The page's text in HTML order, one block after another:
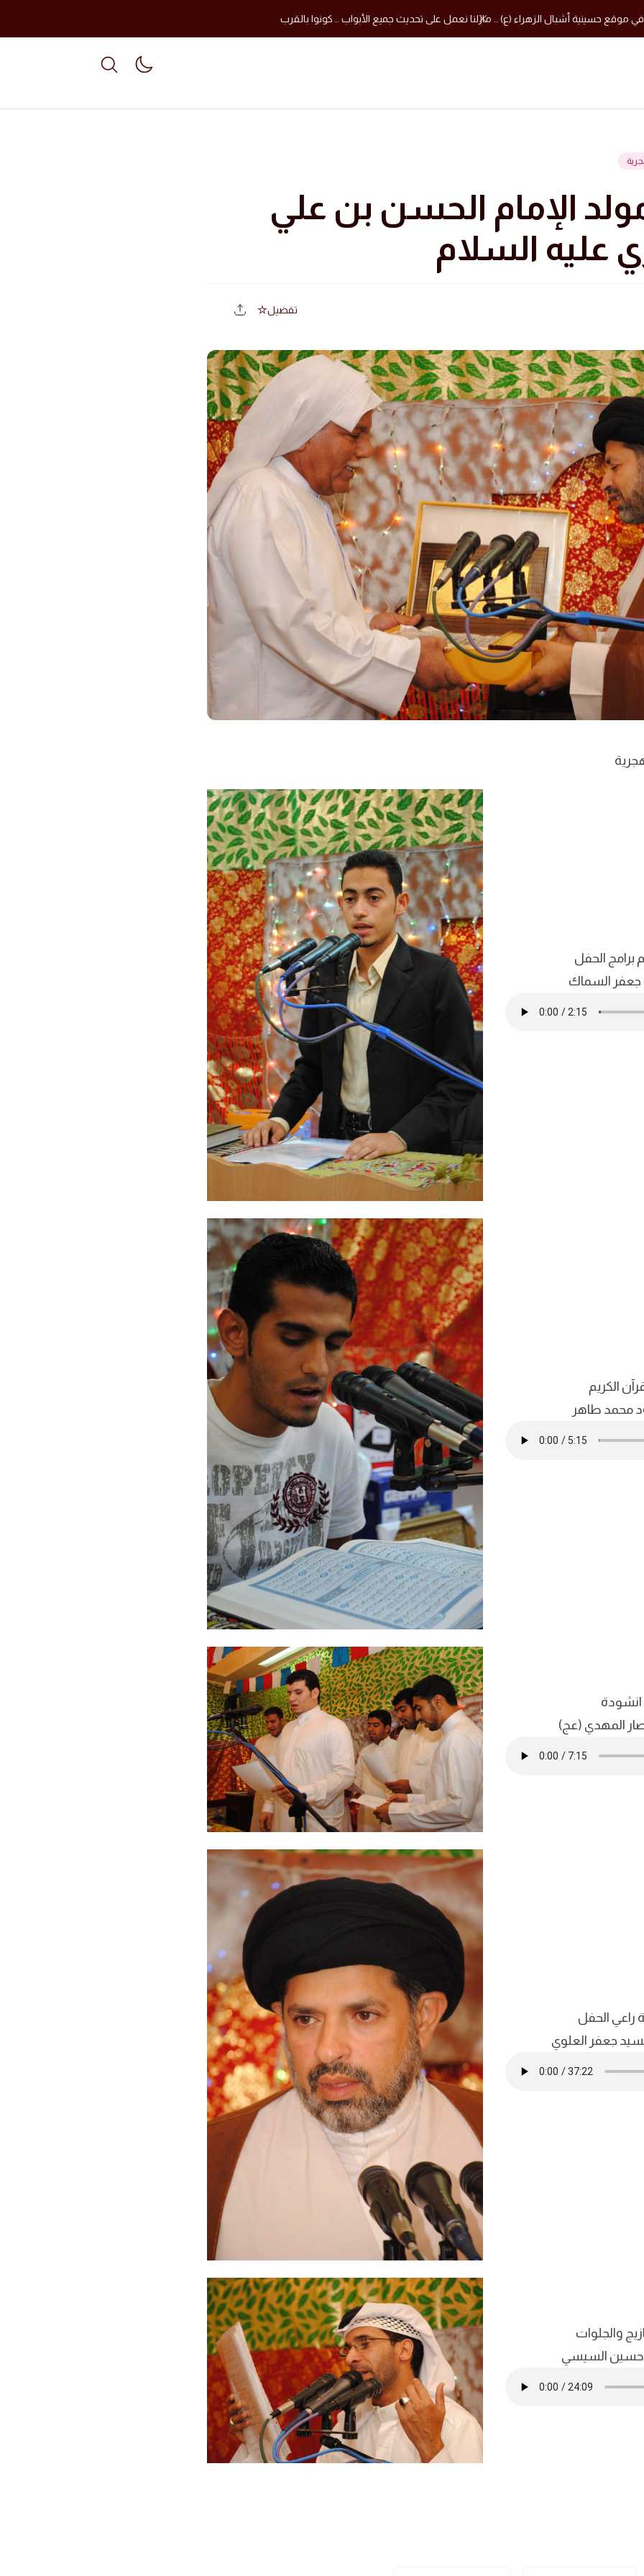
موقع حسينية أشبال الزهراء (ع) .. مازلنا نعمل على تحديث جميع الأبواب .. كونوا بالقرب
dark mode
الإمام الحسن بن علي
عليه السلام
تفضيل
برامج الحفل
جعفر السماك
الكريم
محمد طاهر
انشودة
المهدي (عج)
راعي الحفل
جعفر العلوي
والجلوات
حسين السيسي